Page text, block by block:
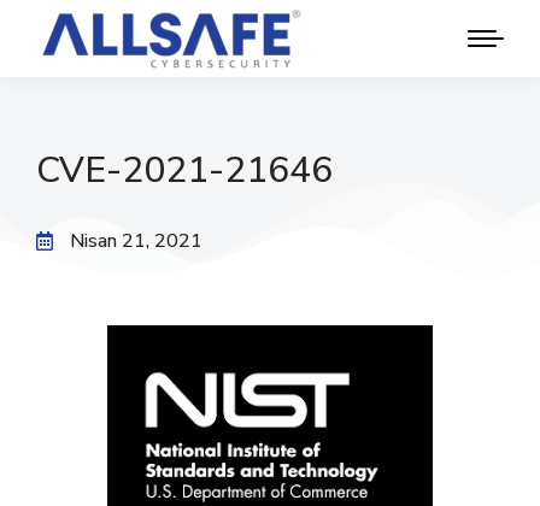
CVE-2021-21646
Nisan 21, 2021